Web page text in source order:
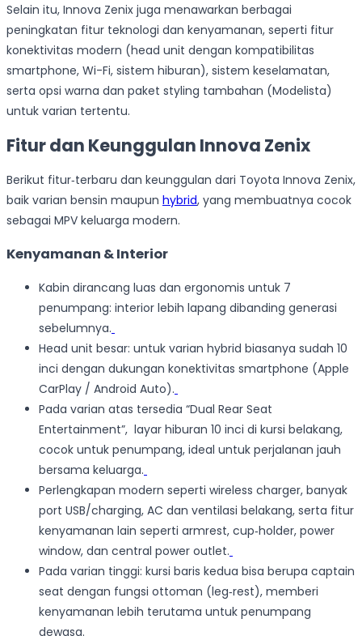
Selain itu, Innova Zenix juga menawarkan berbagai
peningkatan fitur teknologi dan kenyamanan, seperti fitur
konektivitas modern (head unit dengan kompatibilitas
smartphone, Wi-Fi, sistem hiburan), sistem keselamatan,
serta opsi warna dan paket styling tambahan (Modelista)
untuk varian tertentu.
Fitur dan Keunggulan Innova Zenix
Berikut fitur‑terbaru dan keunggulan dari Toyota Innova Zenix,
baik varian bensin maupun hybrid, yang membuatnya cocok
sebagai MPV keluarga modern.
Kenyamanan & Interior
Kabin dirancang luas dan ergonomis untuk 7
penumpang: interior lebih lapang dibanding generasi
sebelumnya.
Head unit besar: untuk varian hybrid biasanya sudah 10
inci dengan dukungan konektivitas smartphone (Apple
CarPlay / Android Auto).
Pada varian atas tersedia “Dual Rear Seat
Entertainment”, layar hiburan 10 inci di kursi belakang,
cocok untuk penumpang, ideal untuk perjalanan jauh
bersama keluarga.
Perlengkapan modern seperti wireless charger, banyak
port USB/charging, AC dan ventilasi belakang, serta fitur
kenyamanan lain seperti armrest, cup‑holder, power
window, dan central power outlet.
Pada varian tinggi: kursi baris kedua bisa berupa captain
seat dengan fungsi ottoman (leg‑rest), memberi
kenyamanan lebih terutama untuk penumpang
dewasa.